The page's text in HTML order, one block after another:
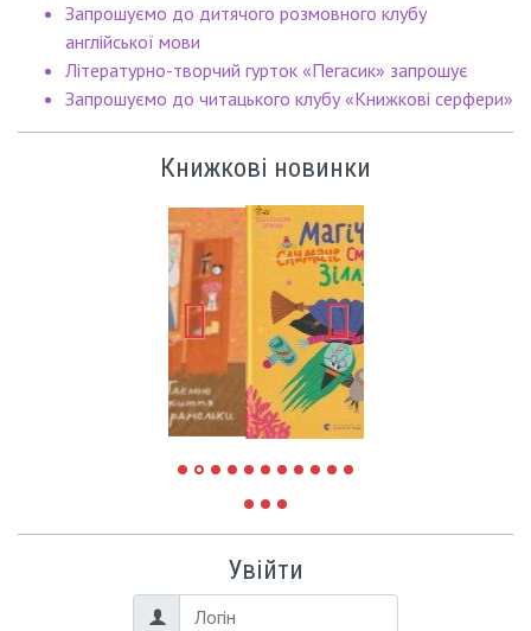
Запрошуємо до дитячого розмовного клубу
англійської мови
Літературно-творчий гурток «Пегасик» запрошує
Запрошуємо до читацького клубу «Книжкові серфери»
Книжкові новинки
Увійти